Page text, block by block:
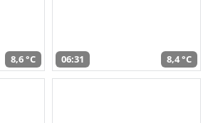
8,6 °C 06:31 8,4 °C